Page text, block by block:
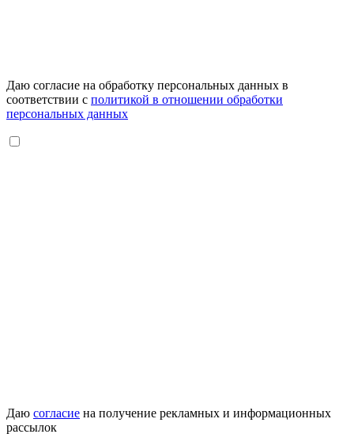
Даю согласие на обработку персональных данных в
соответствии с политикой в отношении обработки
персональных данных
Даю согласие на получение рекламных и информационных
рассылок